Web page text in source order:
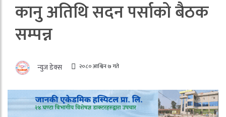
कानु अतिथि सदन पर्साको बैठक
सम्पन्न
न्युज डेक्स २०८० आश्विन ७ गते